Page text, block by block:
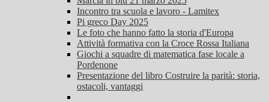
Incontro tra scuola e lavoro - Lamitex
Pi greco Day 2025
Le foto che hanno fatto la storia d'Europa
Attività formativa con la Croce Rossa Italiana
Giochi a squadre di matematica fase locale a
Pordenone
Presentazione del libro Costruire la parità: storia,
ostacoli, vantaggi